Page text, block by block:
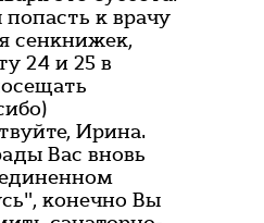
к врачу
сенкнижек,
24 и 25 в
Ирина.
Вас вновь
конечно Вы